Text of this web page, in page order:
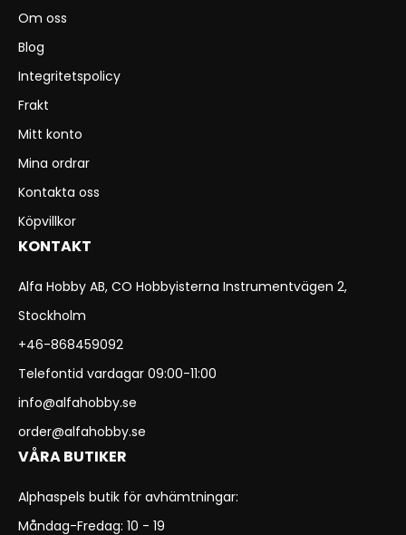
Om oss
Blog
Integritetspolicy
Frakt
Mitt konto
Mina ordrar
Kontakta oss
Köpvillkor
KONTAKT
Alfa Hobby AB, CO Hobbyisterna Instrumentvägen 2,
Stockholm
+46-868459092
Telefontid vardagar 09:00-11:00
info@alfahobby.se
order@alfahobby.se
VÅRA BUTIKER
Alphaspels butik för avhämtningar:
Måndag-Fredag: 10 - 19